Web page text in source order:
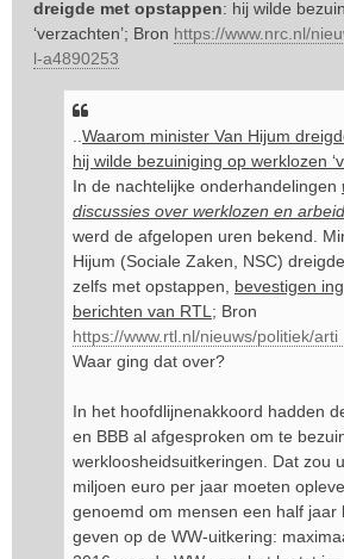
dreigde met opstappen: hij wilde
‘verzachten’; Bron https://www.nrc.nl/
l-a4890253
Waarom minister Van Hijum
hij wilde bezuiniging op werklozen
In de nachtelijke onderhandelingen
discussies over werklozen en
werd de afgelopen uren bekend.
Hijum (Sociale Zaken, NSC)
zelfs met opstappen, bevestigen
berichten van RTL ; Bron
https://www.rtl.nl/nieuws/politiek/
Waar ging dat over?
In het hoofdlijnenakkoord hadden
en BBB al afgesproken om te
werkloosheidsuitkeringen. Dat zou
miljoen euro per jaar moeten
genoemd om mensen een half jaar
geven op de WW-uitkering: